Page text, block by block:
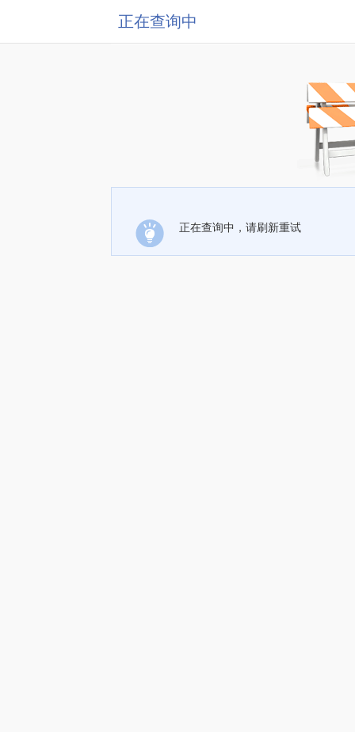
正在查询中
正在查询中，请刷新重试